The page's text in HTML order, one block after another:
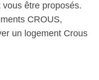
vous être proposés.
CROUS,
un logement Crous